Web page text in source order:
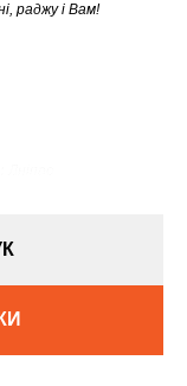
раджу і Вам!